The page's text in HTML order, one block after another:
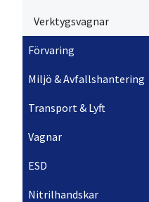
Verktygsvagnar
Förvaring
Miljö & Avfallshantering
Transport & Lyft
Vagnar
ESD
Nitrilhandskar